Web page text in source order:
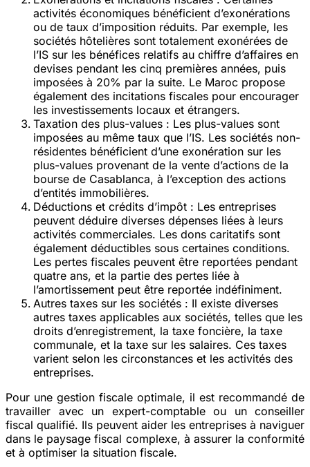
activités économiques bénéficient d’exonérations
ou de taux d’imposition réduits. Par exemple, les
sociétés hôtelières sont totalement exonérées de
l’IS sur les bénéfices relatifs au chiffre d’affaires en
devises pendant les cinq premières années, puis
imposées à 20% par la suite. Le Maroc propose
également des incitations fiscales pour encourager
les investissements locaux et étrangers​​.
Taxation des plus-values : Les plus-values sont
imposées au même taux que l’IS. Les sociétés non-
résidentes bénéficient d’une exonération sur les
plus-values provenant de la vente d’actions de la
bourse de Casablanca, à l’exception des actions
d’entités immobilières​​.
Déductions et crédits d’impôt : Les entreprises
peuvent déduire diverses dépenses liées à leurs
activités commerciales. Les dons caritatifs sont
également déductibles sous certaines conditions.
Les pertes fiscales peuvent être reportées pendant
quatre ans, et la partie des pertes liée à
l’amortissement peut être reportée indéfiniment​​.
Autres taxes sur les sociétés : Il existe diverses
autres taxes applicables aux sociétés, telles que les
droits d’enregistrement, la taxe foncière, la taxe
communale, et la taxe sur les salaires. Ces taxes
varient selon les circonstances et les activités des
entreprises​​.
Pour une gestion fiscale optimale, il est recommandé de
travailler avec un expert-comptable ou un conseiller
fiscal qualifié. Ils peuvent aider les entreprises à naviguer
dans le paysage fiscal complexe, à assurer la conformité
et à optimiser la situation fiscale.